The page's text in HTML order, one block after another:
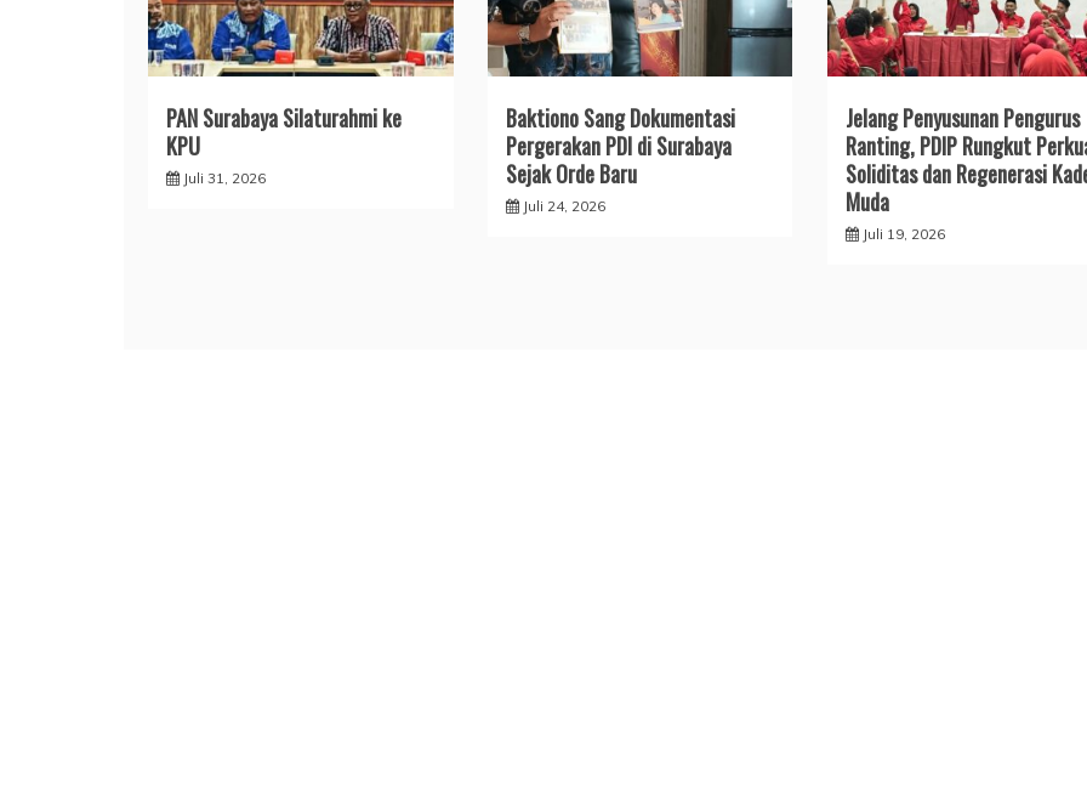
PAN Surabaya Silaturahmi ke
KPU
Juli 31, 2026
Baktiono Sang Dokumentasi
Pergerakan PDI di Surabaya
Sejak Orde Baru
Juli 24, 2026
Jelang Penyusunan Pengurus
Ranting, PDIP Rungkut
Soliditas dan Regenerasi
Muda
Juli 19, 2026